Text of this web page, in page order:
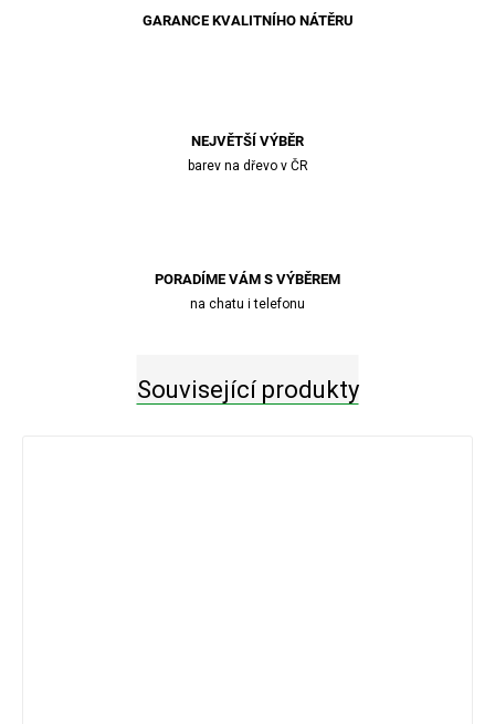
GARANCE KVALITNÍHO NÁTĚRU
NEJVĚTŠÍ VÝBĚR
barev na dřevo v ČR
PORADÍME VÁM S VÝBĚREM
na chatu i telefonu
Související produkty